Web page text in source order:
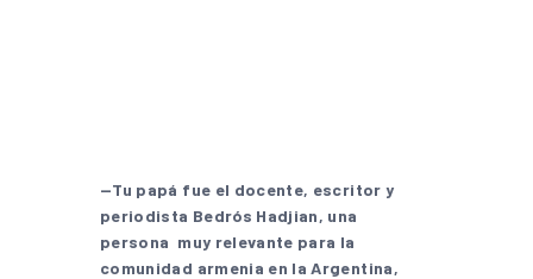
—Tu papá fue el docente, escritor y
periodista Bedrós Hadjian, una
persona muy relevante para la
comunidad armenia en la Argentina,